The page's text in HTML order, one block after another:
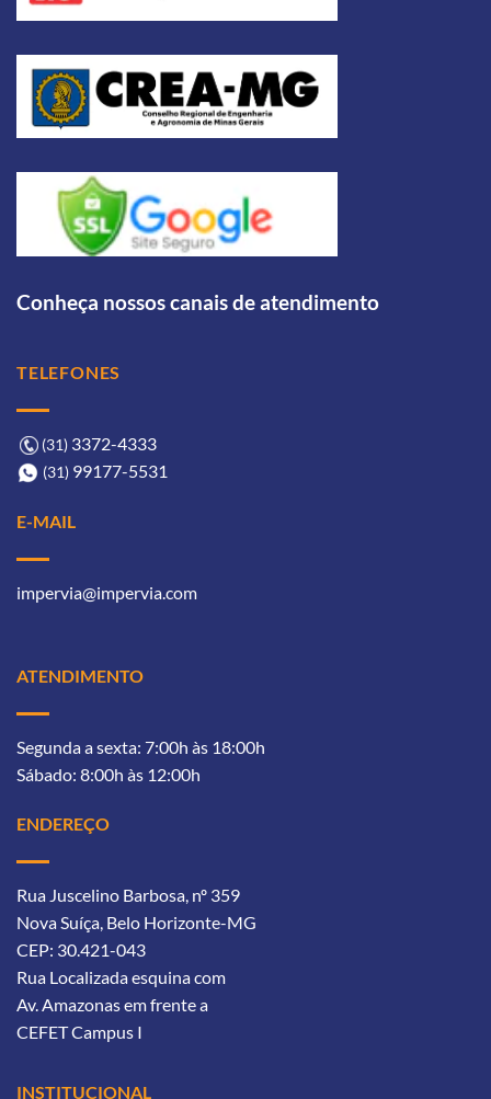
Conheça nossos canais de atendimento
TELEFONES
(31) 3372-4333ㅤ
(31) 99177-5531ㅤㅤ
E-MAIL
impervia@impervia.com
ATENDIMENTO
Segunda a sexta: 7:00h às 18:00h
Sábado: 8:00h às 12:00h
ENDEREÇO
Rua Juscelino Barbosa, nº 359
Nova Suíça, Belo Horizonte-MG
CEP: 30.421-043
Rua Localizada esquina com
Av. Amazonasem frente a
CEFET Campus I
INSTITUCIONAL